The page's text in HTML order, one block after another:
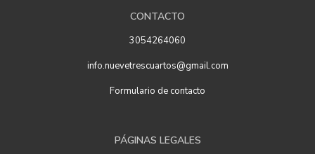
CONTACTO
3054264060
info.nuevetrescuartos@gmail.com
Formulario de contacto
PÁGINAS LEGALES